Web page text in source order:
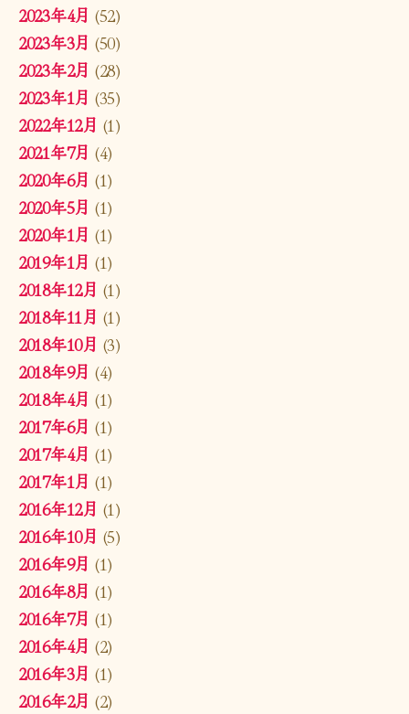
2023年4月 (52)
2023年3月 (50)
2023年2月 (28)
2023年1月 (35)
2022年12月 (1)
2021年7月 (4)
2020年6月 (1)
2020年5月 (1)
2020年1月 (1)
2019年1月 (1)
2018年12月 (1)
2018年11月 (1)
2018年10月 (3)
2018年9月 (4)
2018年4月 (1)
2017年6月 (1)
2017年4月 (1)
2017年1月 (1)
2016年12月 (1)
2016年10月 (5)
2016年9月 (1)
2016年8月 (1)
2016年7月 (1)
2016年4月 (2)
2016年3月 (1)
2016年2月 (2)